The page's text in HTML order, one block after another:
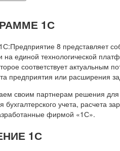
1С
8 представляет
на единой технологической
соответствует актуальным
предприятия или расширения
своим партнерам решения для
бухгалтерского учета, расчета
фирмой «1С».
1С